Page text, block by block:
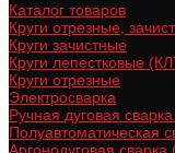
Каталог товаров
Круги отрезные,
Круги зачистные
Круги лепестковые
Круги отрезные
Электросварка
Ручная дуговая
Полуавтоматическая